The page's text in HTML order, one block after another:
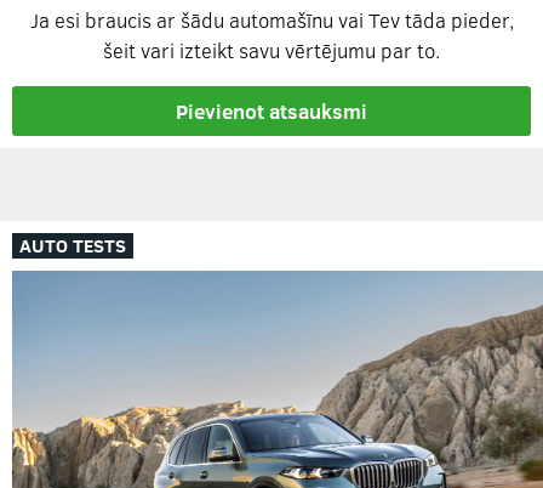
Ja esi braucis ar šādu automašīnu vai Tev tāda pieder,
šeit vari izteikt savu vērtējumu par to.
Pievienot atsauksmi
AUTO TESTS